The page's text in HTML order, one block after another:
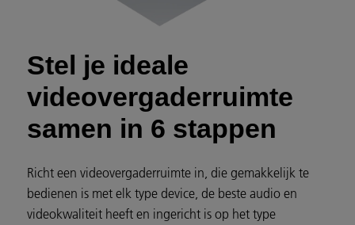
Stel je ideale
videovergaderruimte
samen in 6 stappen
Richt een videovergaderruimte in, die gemakkelijk te
bedienen is met elk type device, de beste audio en
videokwaliteit heeft en ingericht is op het type